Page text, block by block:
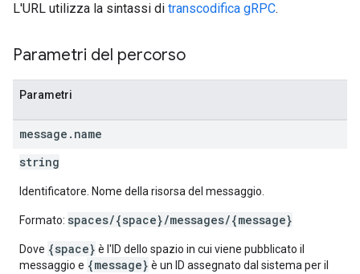
L'URL utilizza la sintassi di transcodifica gRPC.
Parametri del percorso
Parametri
message . name
string
Identificatore. Nome della risorsa del messaggio.
Formato: spaces/{space}/messages/{message}
Dove {space} è l'ID dello spazio in cui viene pubblicato il
messaggio e {message} è un ID assegnato dal sistema per il